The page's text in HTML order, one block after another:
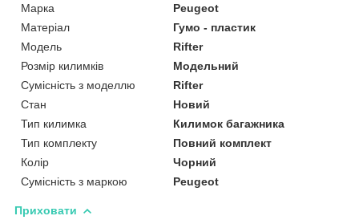
Марка
Peugeot
Матеріал
Гумо - пластик
Модель
Rifter
Розмір килимків
Модельний
Сумісність з моделлю
Rifter
Стан
Новий
Тип килимка
Килимок багажника
Тип комплекту
Повний комплект
Колір
Чорний
Сумісність з маркою
Peugeot
Приховати